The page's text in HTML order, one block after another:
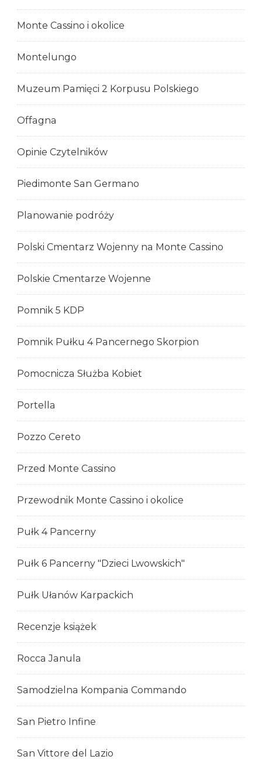
Monte Cassino i okolice
Montelungo
Muzeum Pamięci 2 Korpusu Polskiego
Offagna
Opinie Czytelników
Piedimonte San Germano
Planowanie podróży
Polski Cmentarz Wojenny na Monte Cassino
Polskie Cmentarze Wojenne
Pomnik 5 KDP
Pomnik Pułku 4 Pancernego Skorpion
Pomocnicza Służba Kobiet
Portella
Pozzo Cereto
Przed Monte Cassino
Przewodnik Monte Cassino i okolice
Pułk 4 Pancerny
Pułk 6 Pancerny "Dzieci Lwowskich"
Pułk Ułanów Karpackich
Recenzje książek
Rocca Janula
Samodzielna Kompania Commando
San Pietro Infine
San Vittore del Lazio